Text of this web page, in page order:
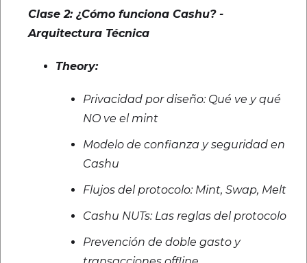
Clase 2: ¿Cómo funciona Cashu? -
Arquitectura Técnica
Theory:
Privacidad por diseño: Qué ve y qué
NO ve el mint
Modelo de confianza y seguridad en
Cashu
Flujos del protocolo: Mint, Swap, Melt
Cashu NUTs: Las reglas del protocolo
Prevención de doble gasto y